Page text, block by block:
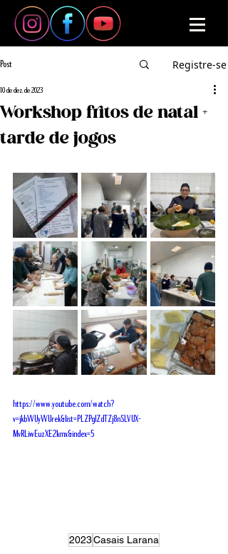
Post Registre-se
Workshop fritos de natal +
tarde de jogos
10 de dez. de 2023
https://www.youtube.com/watch?
v=jkbWUyWUrek&list=PLZPglZdTZj8nSLVUX-
MvRLiwEuzXE2kmx&index=5
2023Casais Larana